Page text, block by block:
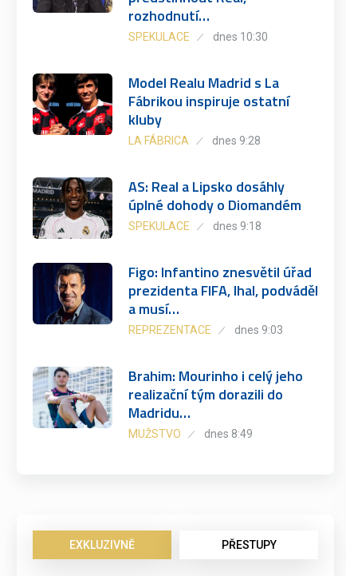
rozhodnutí…
SPEKULACE dnes 10:30
Model Realu Madrid s La
Fábrikou inspiruje ostatní
kluby
LA FÁBRICA dnes 9:28
AS: Real a Lipsko dosáhly
úplné dohody o Diomandém
SPEKULACE dnes 9:18
Figo: Infantino znesvětil úřad
prezidenta FIFA, lhal, podváděl
a musí…
REPREZENTACE dnes 9:03
Brahim: Mourinho i celý jeho
realizační tým dorazili do
Madridu…
MUŽSTVO dnes 8:49
EXKLUZIVNĚ PŘESTUPY